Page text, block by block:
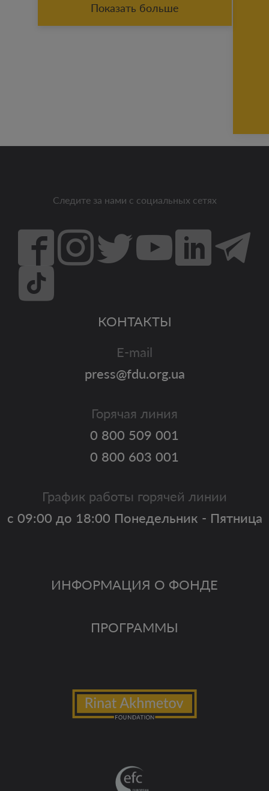
Показать больше
Следите за нами с социальных сетях
ИНФОРМАЦИЯ О ФОНДЕ
ПРОГРАММЫ
КОНТАКТЫ
E-mail
press@fdu.org.ua
Горячая линия
0 800 509 001
0 800 603 001
График работы горячей линии
с 09:00 до 18:00 Понедельник - Пятница